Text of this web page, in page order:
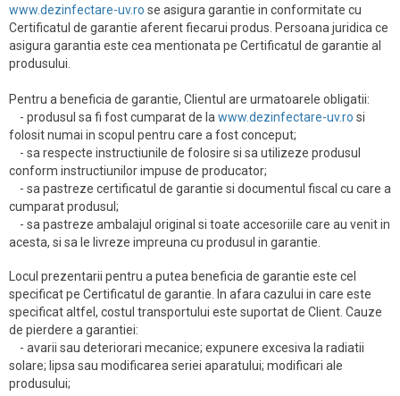
www.dezinfectare-uv.ro se asigura garantie in conformitate cu
Certificatul de garantie aferent fiecarui produs. Persoana juridica ce
asigura garantia este cea mentionata pe Certificatul de garantie al
produsului.
Pentru a beneficia de garantie, Clientul are urmatoarele obligatii:
- produsul sa fi fost cumparat de la www.dezinfectare-uv.ro si
folosit numai in scopul pentru care a fost conceput;
- sa respecte instructiunile de folosire si sa utilizeze produsul
conform instructiunilor impuse de producator;
- sa pastreze certificatul de garantie si documentul fiscal cu care a
cumparat produsul;
- sa pastreze ambalajul original si toate accesoriile care au venit in
acesta, si sa le livreze impreuna cu produsul in garantie.
Locul prezentarii pentru a putea beneficia de garantie este cel
specificat pe Certificatul de garantie. In afara cazului in care este
specificat altfel, costul transportului este suportat de Client. Cauze
de pierdere a garantiei:
- avarii sau deteriorari mecanice; expunere excesiva la radiatii
solare; lipsa sau modificarea seriei aparatului; modificari ale
produsului;